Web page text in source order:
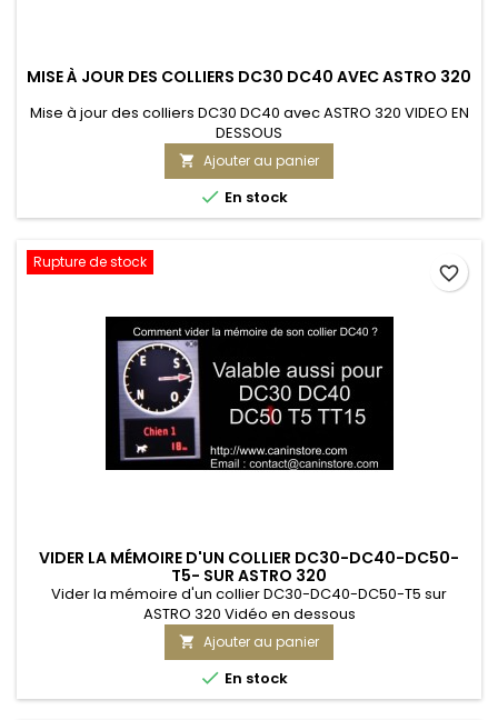
MISE À JOUR DES COLLIERS DC30 DC40 AVEC ASTRO 320
Mise à jour des colliers DC30 DC40 avec ASTRO 320 VIDEO EN
DESSOUS
 Ajouter au panier
 En stock
Rupture de stock
VIDER LA MÉMOIRE D'UN COLLIER DC30-DC40-DC50-
T5- SUR ASTRO 320
Vider la mémoire d'un collier DC30-DC40-DC50-T5 sur
ASTRO 320 Vidéo en dessous
 Ajouter au panier
 En stock
favorite_border